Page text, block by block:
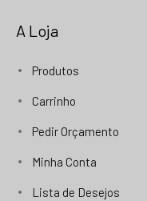
A Loja
Produtos
Carrinho
Pedir Orçamento
Minha Conta
Lista de Desejos